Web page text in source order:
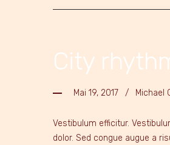
City
Mai 19, 2017 Michael
Vestibulum efficitur.
dolor. Sed congue augue a